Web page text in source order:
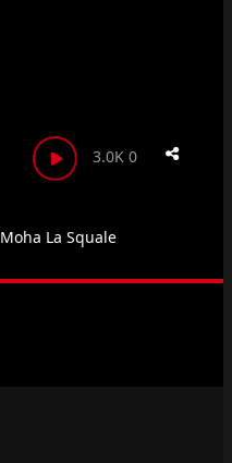
3.0K 0
Moha La Squale